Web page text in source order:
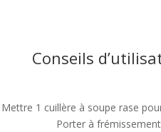
Conseils
Mettre 1 cuillère à soupe rase
Porter à